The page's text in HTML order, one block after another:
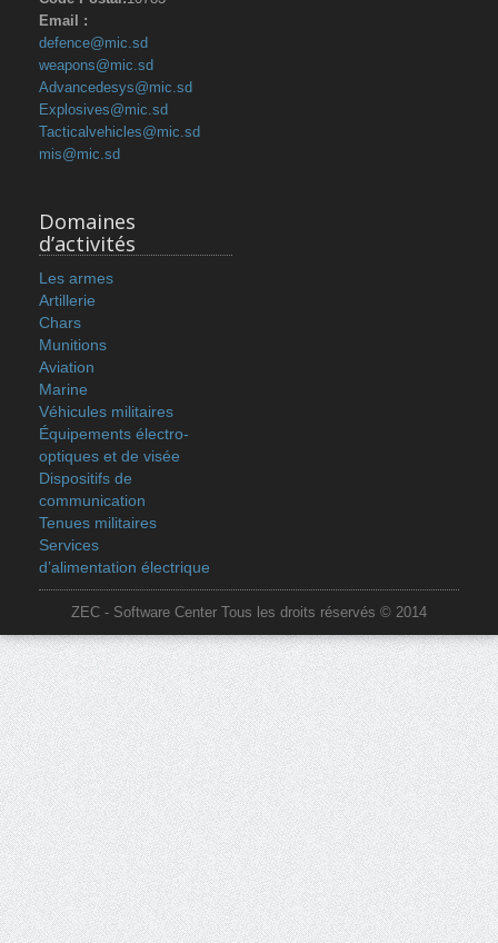
Email :
defence@mic.sd
weapons@mic.sd
Advancedesys@mic.sd
Explosives@mic.sd
Tacticalvehicles@mic.sd
mis@mic.sd
Domaines
d’activités
Les armes
Artillerie
Chars
Munitions
Aviation
Marine
Véhicules militaires
Équipements électro-
optiques et de visée
Dispositifs de
communication
Tenues militaires
Services
d’alimentation électrique
ZEC - Software Center Tous les droits réservés © 2014